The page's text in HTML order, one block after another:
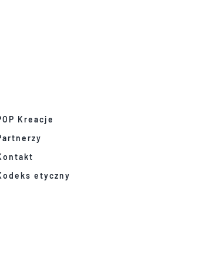
Kreacje
etyczny